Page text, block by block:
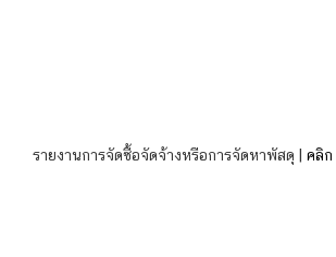
รายงานการจัดซื้อจัดจ้างหรือการจัดหาพัสดุ | คลิก